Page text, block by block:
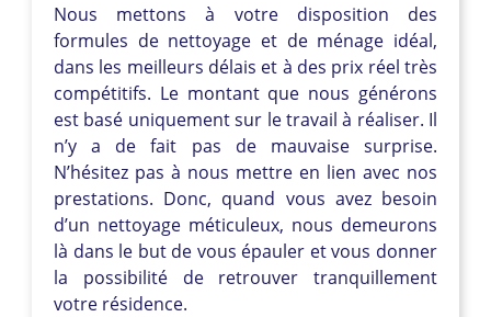
Nous mettons à votre disposition des
formules de nettoyage et de ménage idéal,
dans les meilleurs délais et à des prix réel très
compétitifs. Le montant que nous générons
est basé uniquement sur le travail à réaliser. Il
n’y a de fait pas de mauvaise surprise.
N’hésitez pas à nous mettre en lien avec nos
prestations. Donc, quand vous avez besoin
d’un nettoyage méticuleux, nous demeurons
là dans le but de vous épauler et vous donner
la possibilité de retrouver tranquillement
votre résidence.